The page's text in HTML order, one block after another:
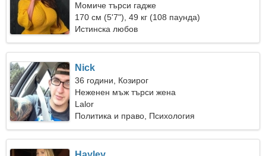
Момиче търси гадже
170 см (5'7"), 49 кг (108 паунда)
Истинска любов
Nick
36 години, Козирог
Неженен мъж търси жена
Lalor
Политика и право, Психология